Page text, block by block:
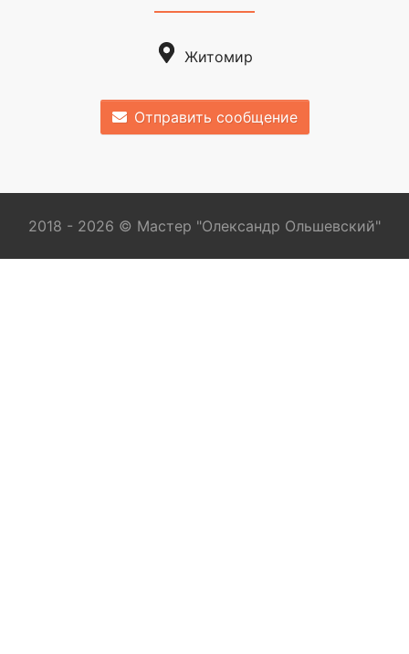
Житомир
Отправить сообщение
2018 - 2026 © Мастер "Олександр Ольшевский"